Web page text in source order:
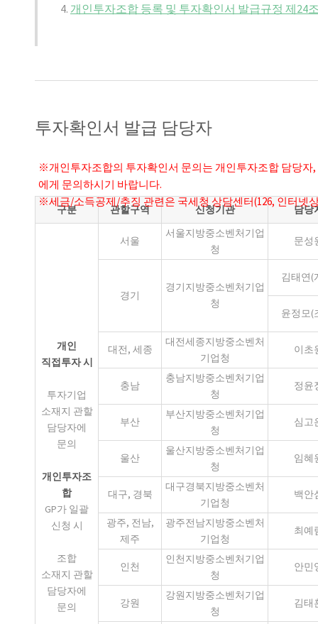
4. 개인투자조합 등록 및 투자확인서 발급규정 제24
투자확인서 발급 담당자
※개인투자조합의 투자확인서 문의는 개인투자조합 담당
에게 문의하시기 바랍니다.
※세금/소득공제/추징 관련은 국세청 상담센터(126, 인터넷
구분 관할구역 신청기관 담당
개인
직접투자 시
투자기업
소재지 관할
담당자에
문의
개인투자조
합
GP가 일괄
신청 시
조합
소재지 관할
담당자에
문의
서울
서울지방중소벤처기업
청
문성
경기
경기지방중소벤처기업
청
김태연(
윤정모(
대전, 세종
대전세종지방중소벤처
기업청
이초
충남
충남지방중소벤처기업
청
정윤
부산
부산지방중소벤처기업
청
심고
울산
울산지방중소벤처기업
청
임혜
대구, 경북
대구경북지방중소벤처
기업청
백안
광주, 전남,
제주
광주전남지방중소벤처
기업청
최예
인천
인천지방중소벤처기업
청
안민
강원
강원지방중소벤처기업
청
김태